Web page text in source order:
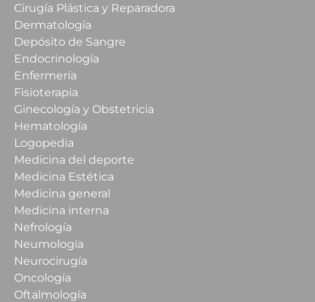
Cirugía Plástica y Reparadora
Dermatología
Depósito de Sangre
Endocrinología
Enfermería
Fisioterapia
Ginecología y Obstetricia
Hematología
Logopedia
Medicina del deporte
Medicina Estética
Medicina general
Medicina interna
Nefrología
Neumología
Neurocirugía
Oncología
Oftalmología